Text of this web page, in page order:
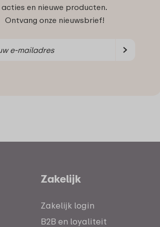
acties en nieuwe producten.
Ontvang onze nieuwsbrief!
Zakelijk
Zakelijk login
B2B en loyaliteit